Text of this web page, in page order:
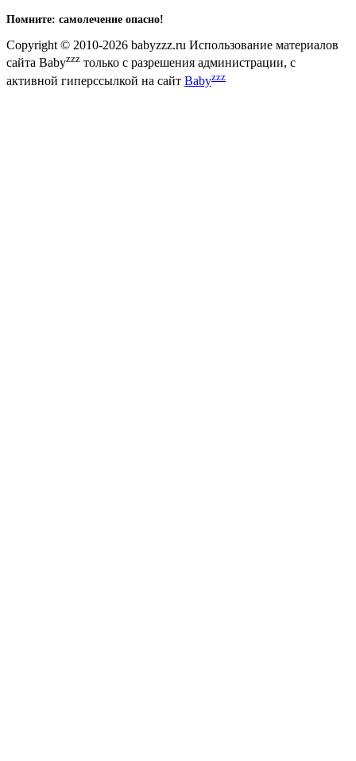
Помните: самолечение опасно!
Copyright © 2010-2026 babyzzz.ru Использование материалов
сайта Babyzzz только с разрешения администрации, с
активной гиперссылкой на сайт Babyzzz